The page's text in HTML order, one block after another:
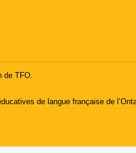
de TFO.
de langue française de